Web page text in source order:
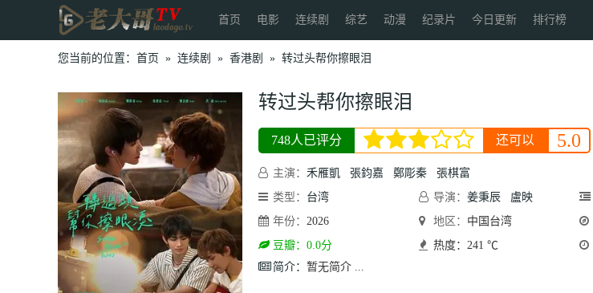
首页 电影 连续剧 综艺 动漫 纪录片 今日更新 排行榜
您当前的位置： 首页 » 连续剧 » 香港剧 » 转过头帮你擦眼泪
转过头帮你擦眼泪
748人已评分 还可以 5.0
主演： 禾雁凱 張鈞嘉 鄭彫秦
張棋富
类型： 台湾 导演： 姜秉辰
盧映
安
Ann
年份： 2026 地区： 中国台湾
豆瓣：0.0分
热度：241 ℃
简介： 暂无简介 ...